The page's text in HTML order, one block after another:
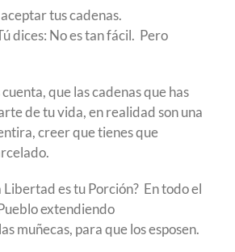
tus cadenas.
dices: No es tan fácil. Pero
que las cadenas que has
de tu vida, en realidad son una
creer que tienes que
Libertad es tu Porción? En todo el
extendiendo
muñecas, para que los esposen.